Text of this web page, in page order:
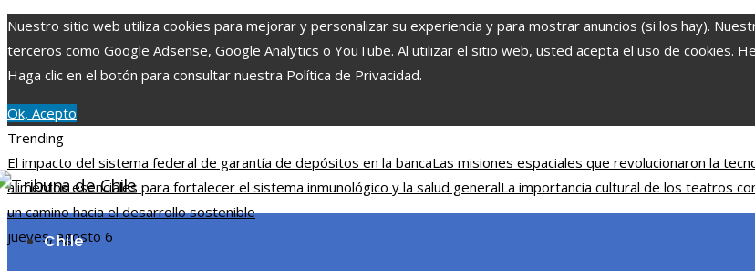
Nuestro sitio web utiliza cookies para mejorar y personalizar su experiencia y para mostrar anuncios (si los hay).
terceros como Google Adsense, Google Analytics o YouTube. Al utilizar el sitio web, usted acepta el uso de cookies.
Haga clic en el botón para consultar nuestra Política de Privacidad.
Ok, Acepto
Trending
El impacto del sistema federal de garantía de depósitos en la bancaLas misiones espaciales que revolucionaron la
alimentos esenciales para fortalecer el sistema inmunológico y la salud generalLa importancia cultural de los teatros
un camino hacia el desarrollo sostenible
jueves, agosto 6
Chile